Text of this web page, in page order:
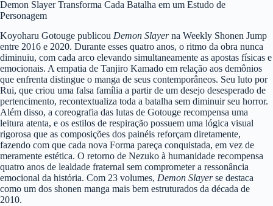
Demon Slayer Transforma Cada Batalha em um Estudo de
Personagem
Koyoharu Gotouge publicou Demon Slayerna Weekly Shonen Jump
entre 2016 e 2020. Durante esses quatro anos, o ritmo da obra nunca
diminuiu, com cada arco elevando simultaneamente as apostas físicas e
emocionais. A empatia de Tanjiro Kamado em relação aos demônios
que enfrenta distingue o manga de seus contemporâneos. Seu luto por
Rui, que criou uma falsa família a partir de um desejo desesperado de
pertencimento, recontextualiza toda a batalha sem diminuir seu horror.
Além disso, a coreografia das lutas de Gotouge recompensa uma
leitura atenta, e os estilos de respiração possuem uma lógica visual
rigorosa que as composições dos painéis reforçam diretamente,
fazendo com que cada nova Forma pareça conquistada, em vez de
meramente estética. O retorno de Nezuko à humanidade recompensa
quatro anos de lealdade fraternal sem comprometer a ressonância
emocional da história. Com 23 volumes, Demon Slayerse destaca
como um dos shonen manga mais bem estruturados da década de
2010.